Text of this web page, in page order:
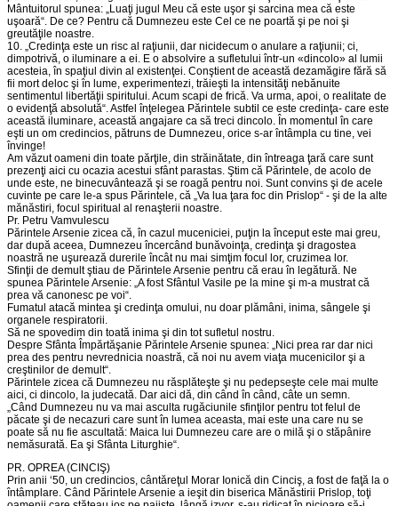
Mântuitorul spunea: „Luaţi jugul Meu că este uşor şi sarcina mea că este
uşoară“. De ce? Pentru că Dumnezeu este Cel ce ne poartă şi pe noi şi
greutăţile noastre.
10. „Credinţa este un risc al raţiunii, dar nicidecum o anulare a raţiunii; ci,
dimpotrivă, o iluminare a ei. E o absolvire a sufletului într-un «dincolo» al lumii
acesteia, în spaţiul divin al existenţei. Conştient de această dezamăgire fără să
fii mort deloc şi în lume, experimentezi, trăieşti la intensităţi nebănuite
sentimentul libertăţii spiritului. Acum scapi de frică. Va urma, apoi, o realitate de
o evidenţă absolută“. Astfel înţelegea Părintele subtil ce este credinţa- care este
această iluminare, această angajare ca să treci dincolo. În momentul în care
eşti un om credincios, pătruns de Dumnezeu, orice s-ar întâmpla cu tine, vei
învinge!
Am văzut oameni din toate părţile, din străinătate, din întreaga ţară care sunt
prezenţi aici cu ocazia acestui sfânt parastas. Ştim că Părintele, de acolo de
unde este, ne binecuvântează şi se roagă pentru noi. Sunt convins şi de acele
cuvinte pe care le-a spus Părintele, că „Va lua ţara foc din Prislop“ - şi de la alte
mănăstiri, focul spiritual al renaşterii noastre.
Pr. Petru Vamvulescu
Părintele Arsenie zicea că, în cazul muceniciei, puţin la început este mai greu,
dar după aceea, Dumnezeu încercând bunăvoinţa, credinţa şi dragostea
noastră ne uşurează durerile încât nu mai simţim focul lor, cruzimea lor.
Sfinţii de demult ştiau de Părintele Arsenie pentru că erau în legătură. Ne
spunea Părintele Arsenie: „A fost Sfântul Vasile pe la mine şi m-a mustrat că
prea vă canonesc pe voi“.
Fumatul atacă mintea şi credinţa omului, nu doar plămâni, inima, sângele şi
organele respiratorii.
Să ne spovedim din toată inima şi din tot sufletul nostru.
Despre Sfânta Împărtăşanie Părintele Arsenie spunea: „Nici prea rar dar nici
prea des pentru nevrednicia noastră, că noi nu avem viaţa mucenicilor şi a
creştinilor de demult“.
Părintele zicea că Dumnezeu nu răsplăteşte şi nu pedepseşte cele mai multe
aici, ci dincolo, la judecată. Dar aici dă, din când în când, câte un semn.
„Când Dumnezeu nu va mai asculta rugăciunile sfinţilor pentru tot felul de
păcate şi de necazuri care sunt în lumea aceasta, mai este una care nu se
poate să nu fie ascultată: Maica lui Dumnezeu care are o milă şi o stăpânire
nemăsurată. Ea şi Sfânta Liturghie“.
PR. OPREA (CINCIŞ)
Prin anii ‘50, un credincios, cântăreţul Morar Ionică din Cinciş, a fost de faţă la o
întâmplare. Când Părintele Arsenie a ieşit din biserica Mănăstirii Prislop, toţi